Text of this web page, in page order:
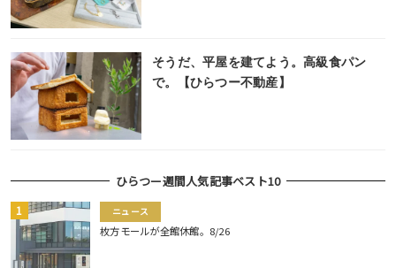
そうだ、平屋を建てよう。高級食パン
で。【ひらつー不動産】
ひらつー週間人気記事ベスト10
ニュース
枚方モールが全館休館。8/26